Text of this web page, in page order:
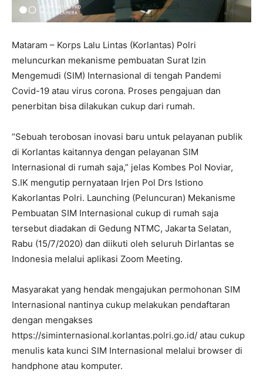
Mataram – Korps Lalu Lintas (Korlantas) Polri
meluncurkan mekanisme pembuatan Surat Izin
Mengemudi (SIM) Internasional di tengah Pandemi
Covid-19 atau virus corona. Proses pengajuan dan
penerbitan bisa dilakukan cukup dari rumah.
“Sebuah terobosan inovasi baru untuk pelayanan publik
di Korlantas kaitannya dengan pelayanan SIM
Internasional di rumah saja,” jelas Kombes Pol Noviar,
S.IK mengutip pernyataan Irjen Pol Drs Istiono
Kakorlantas Polri. Launching (Peluncuran) Mekanisme
Pembuatan SIM Internasional cukup di rumah saja
tersebut diadakan di Gedung NTMC, Jakarta Selatan,
Rabu (15/7/2020) dan diikuti oleh seluruh Dirlantas se
Indonesia melalui aplikasi Zoom Meeting.
Masyarakat yang hendak mengajukan permohonan SIM
Internasional nantinya cukup melakukan pendaftaran
dengan mengakses
https://siminternasional.korlantas.polri.go.id/ atau cukup
menulis kata kunci SIM Internasional melalui browser di
handphone atau komputer.